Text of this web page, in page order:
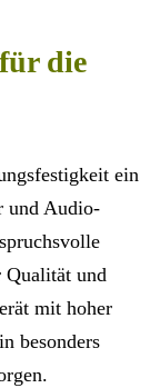
die
ein
und Audio-
Qualität und
mit hoher
besonders